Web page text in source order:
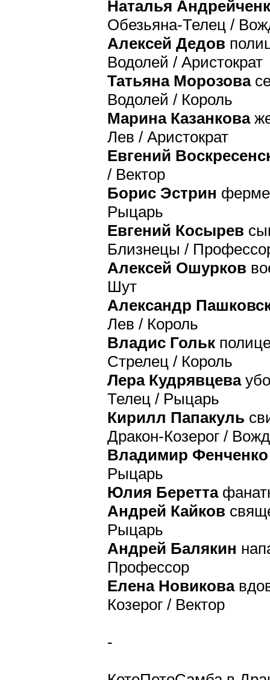
Наталья
Обезьяна-Телец /
Алексей Дедов
Водолей / Аристократ
Татьяна Морозова
Водолей / Король
Марина Казанкова
Лев / Аристократ
Евгений
/ Вектор
Борис Эстрин
Рыцарь
Евгений Косырев
Близнецы /
Алексей Ошурков
Шут
Александр
Лев / Король
Владис Гольк
Стрелец / Король
Лера Кудрявцева
Телец / Рыцарь
Кирилл Папакуль
Дракон-Козерог /
Владимир Фенченко
Рыцарь
Юлия Беретта
Андрей Кайков
Рыцарь
Андрей Балякин
Профессор
Елена Новикова
Козерог / Вектор
-